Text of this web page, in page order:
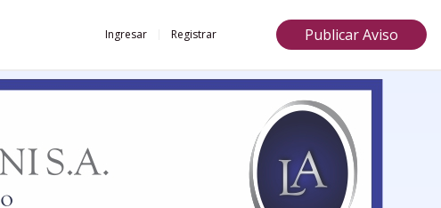
Ingresar Registrar Publicar Aviso